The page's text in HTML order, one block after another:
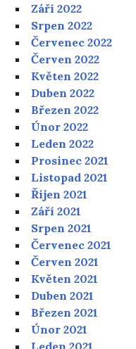
Září 2022
Srpen 2022
Červenec 2022
Červen 2022
Květen 2022
Duben 2022
Březen 2022
Únor 2022
Leden 2022
Prosinec 2021
Listopad 2021
Říjen 2021
Září 2021
Srpen 2021
Červenec 2021
Červen 2021
Květen 2021
Duben 2021
Březen 2021
Únor 2021
Leden 2021